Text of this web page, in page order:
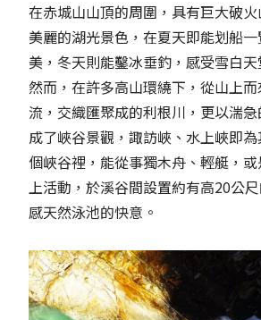
在赤城山山頂的周圍，具有巨大破
美麗的湖光景色，在夏天即能划船
美，冬天則能鑿冰垂釣，感受雪白天
然而，在許多高山環繞下，從山上
流，交織匯聚成的利根川，更以湍
成了峽谷景觀，諏訪峽、水上峽即
個峽谷裡，能從事獨木舟、輕艇，
上活動，於溪谷間設置約有高20公
感天然泳池的快意。